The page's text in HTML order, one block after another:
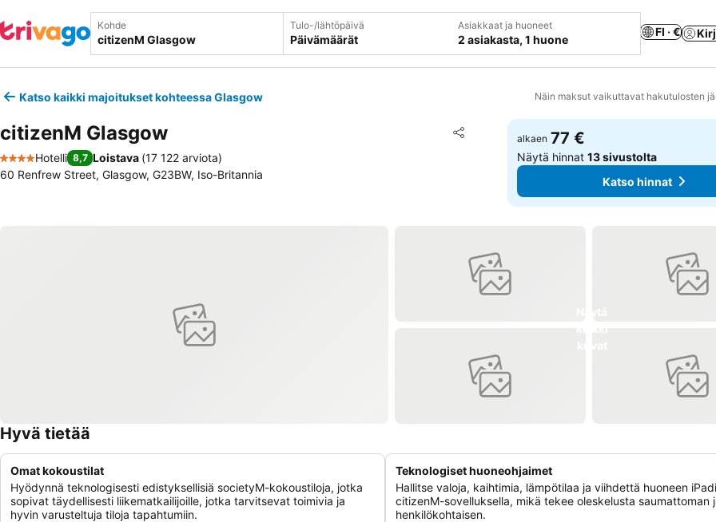
Kohde Tulo-/lähtöpäivä
Päivämäärät
Asiakkaat ja huoneet
2 asiakasta, 1 huone
FI · €
Katso kaikki majoitukset kohteessa Glasgow Näin maksut vaikuttavat hakutulosten
citizenM Glasgow Jaa
Lisää suosikkeihin
4 Tähtiluokitus
Hotelli 8,7 Loistava (17 122 arviota)
60 Renfrew Street, Glasgow, G23BW, Iso-Britannia
alkaen 77 €
Näytä hinnat13 sivustolta
Katso hinnat
Hyvä tietää
Omat kokoustilat
Hyödynnä teknologisesti edistyksellisiä societyM-kokoustiloja, jotka
sopivat täydellisesti liikematkailijoille, jotka tarvitsevat toimivia ja
hyvin varusteltuja tiloja tapahtumiin.
Teknologiset huoneohjaimet
Hallitse valoja, kaihtimia, lämpötilaa ja viihdettä huoneen
citizenM-sovelluksella, mikä tekee oleskelusta saumattoman
henkilökohtaisen.